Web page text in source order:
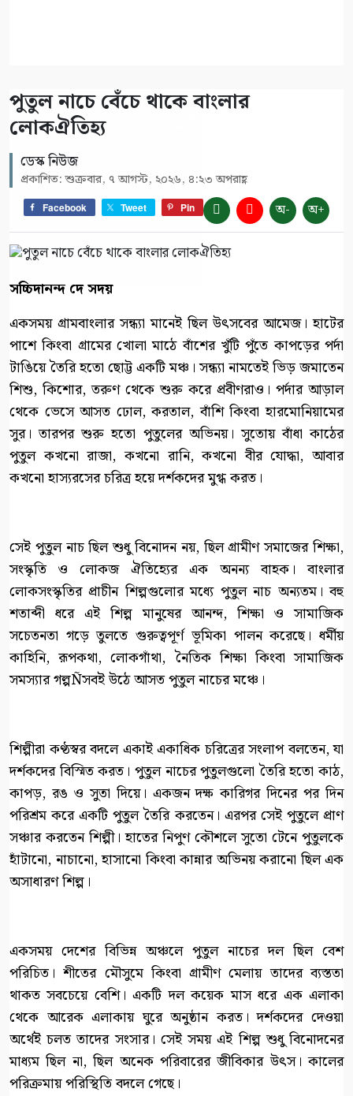
পুতুল নাচে বেঁচে থাকে বাংলার
লোকঐতিহ্য
ডেস্ক নিউজ
প্রকাশিত: শুক্রবার, ৭ আগস্ট, ২০২৬, ৪:২৩ অপরাহ্ণ
Facebook Tweet Pin অ- অ+
সচ্চিদানন্দ দে সদয়
একসময় গ্রামবাংলার সন্ধ্যা মানেই ছিল উৎসবের আমেজ। হাটের
পাশে কিংবা গ্রামের খোলা মাঠে বাঁশের খুঁটি পুঁতে কাপড়ের পর্দা
টাঙিয়ে তৈরি হতো ছোট্ট একটি মঞ্চ। সন্ধ্যা নামতেই ভিড় জমাতেন
শিশু, কিশোর, তরুণ থেকে শুরু করে প্রবীণরাও। পর্দার আড়াল
থেকে ভেসে আসত ঢোল, করতাল, বাঁশি কিংবা হারমোনিয়ামের
সুর। তারপর শুরু হতো পুতুলের অভিনয়। সুতোয় বাঁধা কাঠের
পুতুল কখনো রাজা, কখনো রানি, কখনো বীর যোদ্ধা, আবার
কখনো হাস্যরসের চরিত্র হয়ে দর্শকদের মুগ্ধ করত।
সেই পুতুল নাচ ছিল শুধু বিনোদন নয়, ছিল গ্রামীণ সমাজের শিক্ষা,
সংস্কৃতি ও লোকজ ঐতিহ্যের এক অনন্য বাহক। বাংলার
লোকসংস্কৃতির প্রাচীন শিল্পগুলোর মধ্যে পুতুল নাচ অন্যতম। বহু
শতাব্দী ধরে এই শিল্প মানুষের আনন্দ, শিক্ষা ও সামাজিক
সচেতনতা গড়ে তুলতে গুরুত্বপূর্ণ ভূমিকা পালন করেছে। ধর্মীয়
কাহিনি, রূপকথা, লোকগাঁথা, নৈতিক শিক্ষা কিংবা সামাজিক
সমস্যার গল্পÑসবই উঠে আসত পুতুল নাচের মঞ্চে।
শিল্পীরা কণ্ঠস্বর বদলে একাই একাধিক চরিত্রের সংলাপ বলতেন, যা
দর্শকদের বিস্মিত করত। পুতুল নাচের পুতুলগুলো তৈরি হতো কাঠ,
কাপড়, রঙ ও সুতা দিয়ে। একজন দক্ষ কারিগর দিনের পর দিন
পরিশ্রম করে একটি পুতুল তৈরি করতেন। এরপর সেই পুতুলে প্রাণ
সঞ্চার করতেন শিল্পী। হাতের নিপুণ কৌশলে সুতো টেনে পুতুলকে
হাঁটানো, নাচানো, হাসানো কিংবা কান্নার অভিনয় করানো ছিল এক
অসাধারণ শিল্প।
একসময় দেশের বিভিন্ন অঞ্চলে পুতুল নাচের দল ছিল বেশ
পরিচিত। শীতের মৌসুমে কিংবা গ্রামীণ মেলায় তাদের ব্যস্ততা
থাকত সবচেয়ে বেশি। একটি দল কয়েক মাস ধরে এক এলাকা
থেকে আরেক এলাকায় ঘুরে অনুষ্ঠান করত। দর্শকদের দেওয়া
অর্থেই চলত তাদের সংসার। সেই সময় এই শিল্প শুধু বিনোদনের
মাধ্যম ছিল না, ছিল অনেক পরিবারের জীবিকার উৎস। কালের
পরিক্রমায় পরিস্থিতি বদলে গেছে।